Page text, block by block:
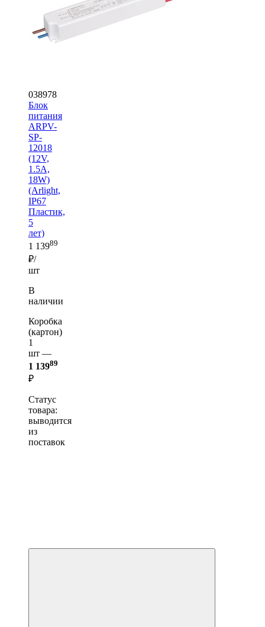
038978
Блок
питания
ARPV-
SP-
12018
(12V,
1.5A,
18W)
(Arlight,
IP67
Пластик,
5
лет)
1 13989
₽/
шт
В
наличии
Коробка
(картон)
1
шт —
1 13989
₽
Статус
товара:
выводится
из
поставок